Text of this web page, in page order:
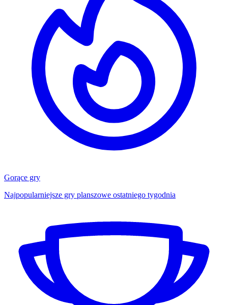
Gorące gry
Najpopularniejsze gry planszowe ostatniego tygodnia